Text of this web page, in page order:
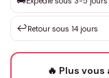
Votre texte / idée*
↩️Retour sous 14 jours
🔥 Plus